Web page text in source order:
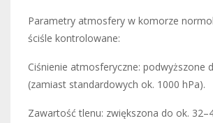
Parametry atmosfery w komorze
ściśle kontrolowane:
Ciśnienie atmosferyczne: podwyższone
(zamiast standardowych ok. 1000 hPa).
Zawartość tlenu: zwiększona do ok.